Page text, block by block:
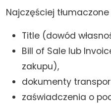
Najczęściej
Title (dowód
Bill of Sale lub
zakupu),
dokumenty
zaświadczenia o